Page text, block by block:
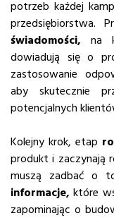
potrzeb każdej
przedsiębiorstwa.
świadomości, na
dowiadują się o
zastosowanie
aby skutecznie
potencjalnych
Kolejny krok, etap
produkt i zaczynają
muszą zadbać o
informacje, które
zapominając o